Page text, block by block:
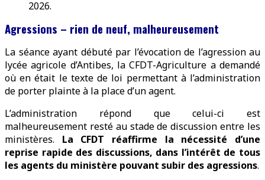
2026.
Agressions – rien de neuf, malheureusement
La séance ayant débuté par l’évocation de l’agression au
lycée agricole d’Antibes, la CFDT-Agriculture a demandé
où en était le texte de loi permettant à l’administration
de porter plainte à la place d’un agent.
L’administration répond que celui-ci est
malheureusement resté au stade de discussion entre les
ministères. La CFDT réaffirme la nécessité d’une
reprise rapide des discussions, dans l’intérêt de tous
les agents du ministère pouvant subir des agressions.